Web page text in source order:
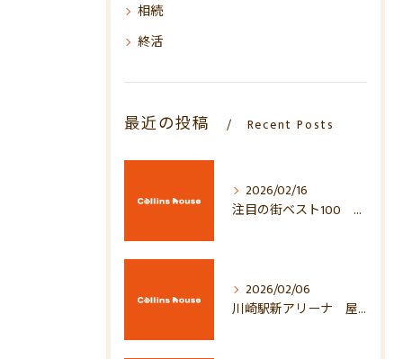
相続
終活
最近の投稿 Recent Posts
2026/02/16
注目の街ベスト100 2026年！！
2026/02/06
川崎駅新アリーナ 屋上がすごい！